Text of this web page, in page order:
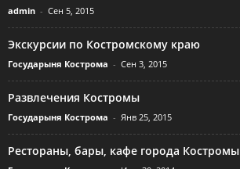
admin - Сен 5, 2015
Экскурсии по Костромскому краю
Государыня Кострома - Сен 3, 2015
Развлечения Костромы
Государыня Кострома - Янв 25, 2015
Рестораны, бары, кафе города Костромы